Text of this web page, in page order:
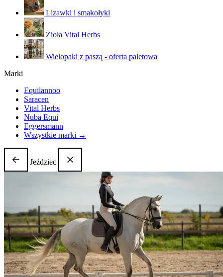
Lizawki i smakołyki
Zioła Vital Herbs
Wielopaki z paszą - oferta paletowa
Marki
Equilannoo
Saracen
Vital Herbs
Nuba Equi
Eggersmann
Wszystkie marki →
Jeździec